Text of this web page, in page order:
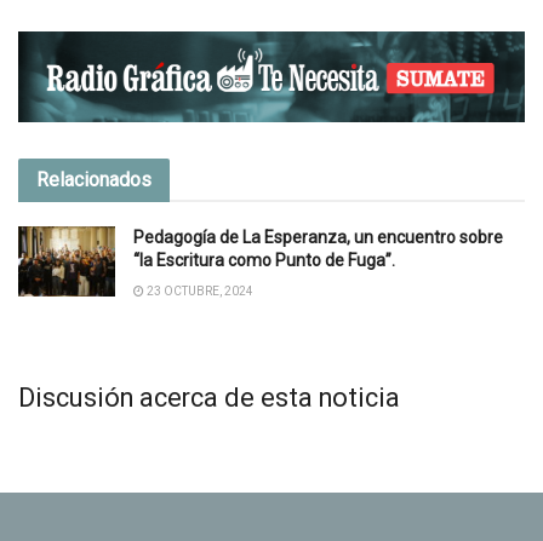
Relacionados
Pedagogía de La Esperanza, un encuentro sobre
“la Escritura como Punto de Fuga”.
23 OCTUBRE, 2024
Discusión acerca de esta noticia